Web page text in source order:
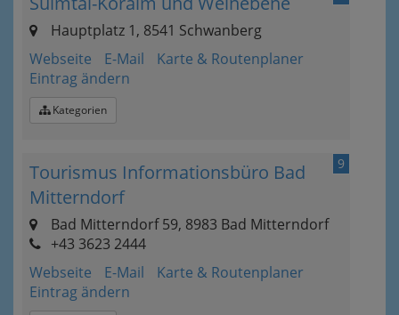
Hauptplatz 1, 8541 Schwanberg
Webseite
E-Mail
Karte & Routenplaner
Eintrag ändern
Kategorien
9
Tourismus Informationsbüro Bad
Mitterndorf
Bad Mitterndorf 59, 8983 Bad Mitterndorf
+43 3623 2444
Webseite
E-Mail
Karte & Routenplaner
Eintrag ändern